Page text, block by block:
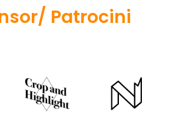
Patrocini